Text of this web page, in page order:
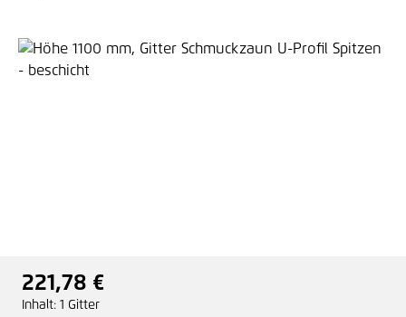
Bildergalerie überspringen
Regulärer Preis:
221,78 €
Inhalt: 1 Gitter